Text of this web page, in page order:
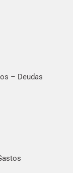
– Deudas